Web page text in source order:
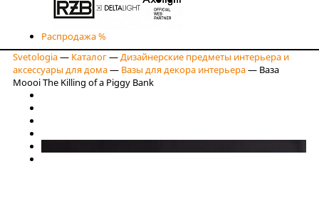
Распродажа %
Svetologia— Каталог— Дизайнерские предметы интерьера и
аксессуары для дома— Вазы для декора интерьера— Ваза
Moooi The Killing of a Piggy Bank